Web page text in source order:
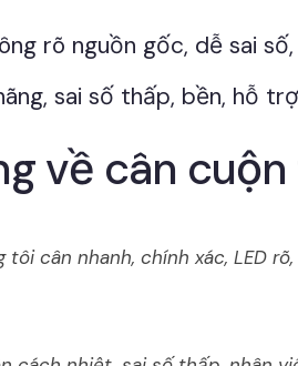
rõ nguồn gốc, dễ sai số,
sai số thấp, bền, hỗ
về cân
cân nhanh, chính xác, LED